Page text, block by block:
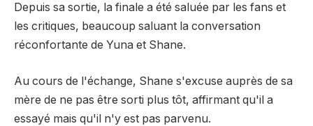
Depuis sa sortie, la finale a été saluée par les fans et
les critiques, beaucoup saluant la conversation
réconfortante de Yuna et Shane.
Au cours de l'échange, Shane s'excuse auprès de sa
mère de ne pas être sorti plus tôt, affirmant qu'il a
essayé mais qu'il n'y est pas parvenu.